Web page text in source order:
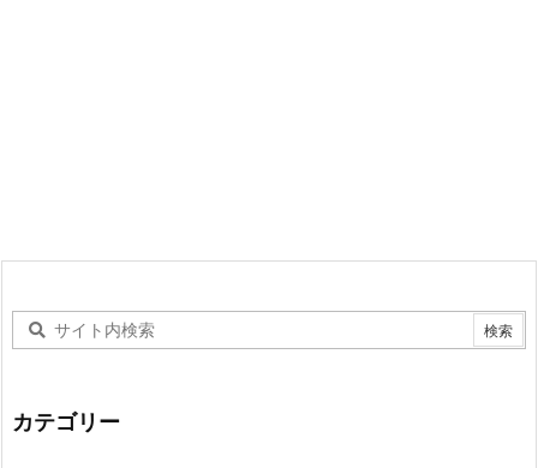
カテゴリー